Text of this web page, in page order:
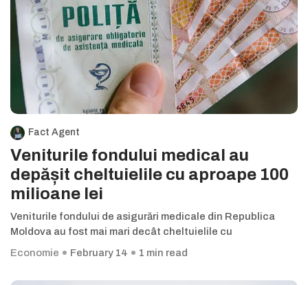
Fact Agent
Veniturile fondului medical au
depășit cheltuielile cu aproape 100
milioane lei
Veniturile fondului de asigurări medicale din Republica
Moldova au fost mai mari decât cheltuielile cu
Economie
February 14 1 min read